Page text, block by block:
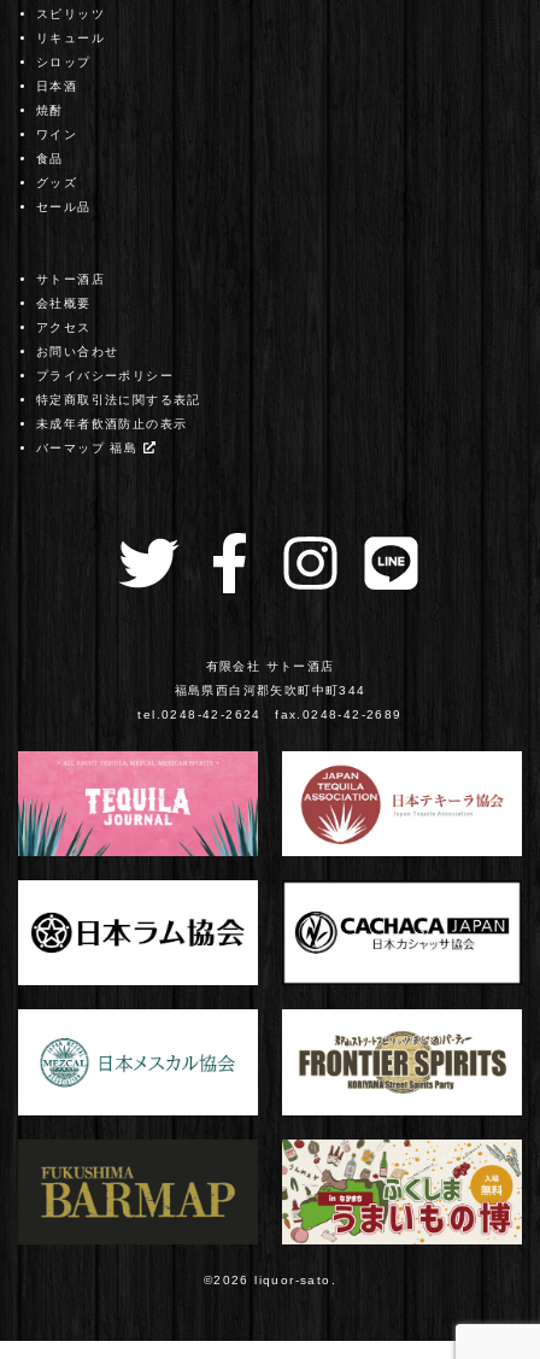
スピリッツ
リキュール
シロップ
日本酒
焼酎
ワイン
食品
グッズ
セール品
サトー酒店
会社概要
アクセス
お問い合わせ
プライバシーポリシー
特定商取引法に関する表記
未成年者飲酒防止の表示
バーマップ 福島
有限会社 サトー酒店
福島県西白河郡矢吹町中町344
tel.0248-42-2624 fax.0248-42-2689
©️2026liquor-sato.